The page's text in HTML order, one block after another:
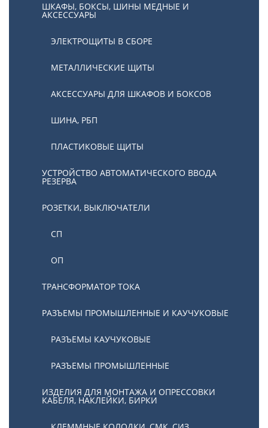
ШКАФЫ, БОКСЫ, ШИНЫ МЕДНЫЕ И
АКСЕССУАРЫ
ЭЛЕКТРОЩИТЫ В СБОРЕ
МЕТАЛЛИЧЕСКИЕ ЩИТЫ
АКСЕССУАРЫ ДЛЯ ШКАФОВ И БОКСОВ
ШИНА, РБП
ПЛАСТИКОВЫЕ ЩИТЫ
УСТРОЙСТВО АВТОМАТИЧЕСКОГО ВВОДА
РЕЗЕРВА
РОЗЕТКИ, ВЫКЛЮЧАТЕЛИ
СП
ОП
ТРАНСФОРМАТОР ТОКА
РАЗЪЕМЫ ПРОМЫШЛЕННЫЕ И КАУЧУКОВЫЕ
РАЗЪЕМЫ КАУЧУКОВЫЕ
РАЗЪЕМЫ ПРОМЫШЛЕННЫЕ
ИЗДЕЛИЯ ДЛЯ МОНТАЖА И ОПРЕССОВКИ
КАБЕЛЯ, НАКЛЕЙКИ, БИРКИ